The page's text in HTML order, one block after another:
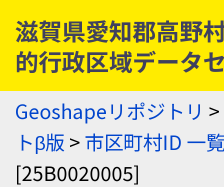
滋賀県愛知郡高野
的行政区域データ
Geoshapeリポジトリ >
トβ版 > 市区町村ID 一
[25B0020005]